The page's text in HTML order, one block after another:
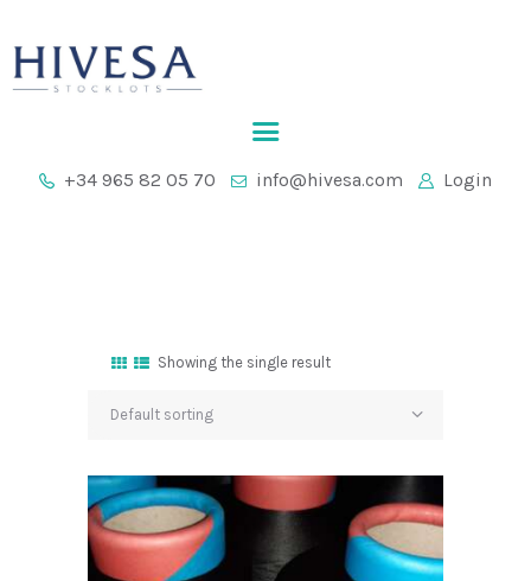
+34 965 82 05 70 info@hivesa.com Login
HOME
Showing the single result